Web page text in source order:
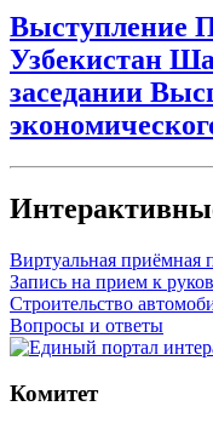
Выступление
Узбекистан
заседании
Виртуальная приёмная
Запись на прием к
Строительство
Вопросы и ответы
Комитет